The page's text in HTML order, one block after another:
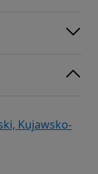
Kujawsko-